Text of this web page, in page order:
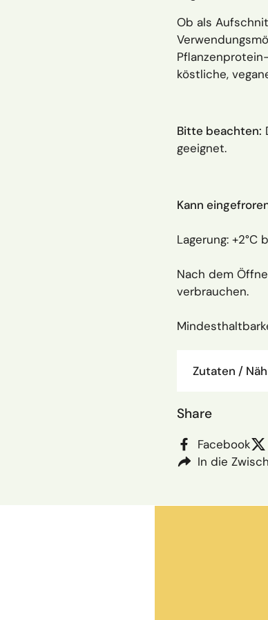
Ob als
köstliche,
Bitte beachten:
geeignet.
Kann
Lagerung: +2°C
Nach dem
verbrauchen.
Zutaten /
Share
Facebook
In die